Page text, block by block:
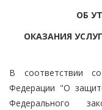
ОБ
ОКАЗАНИЯ
В соответствии
Федерации "О
Федерального